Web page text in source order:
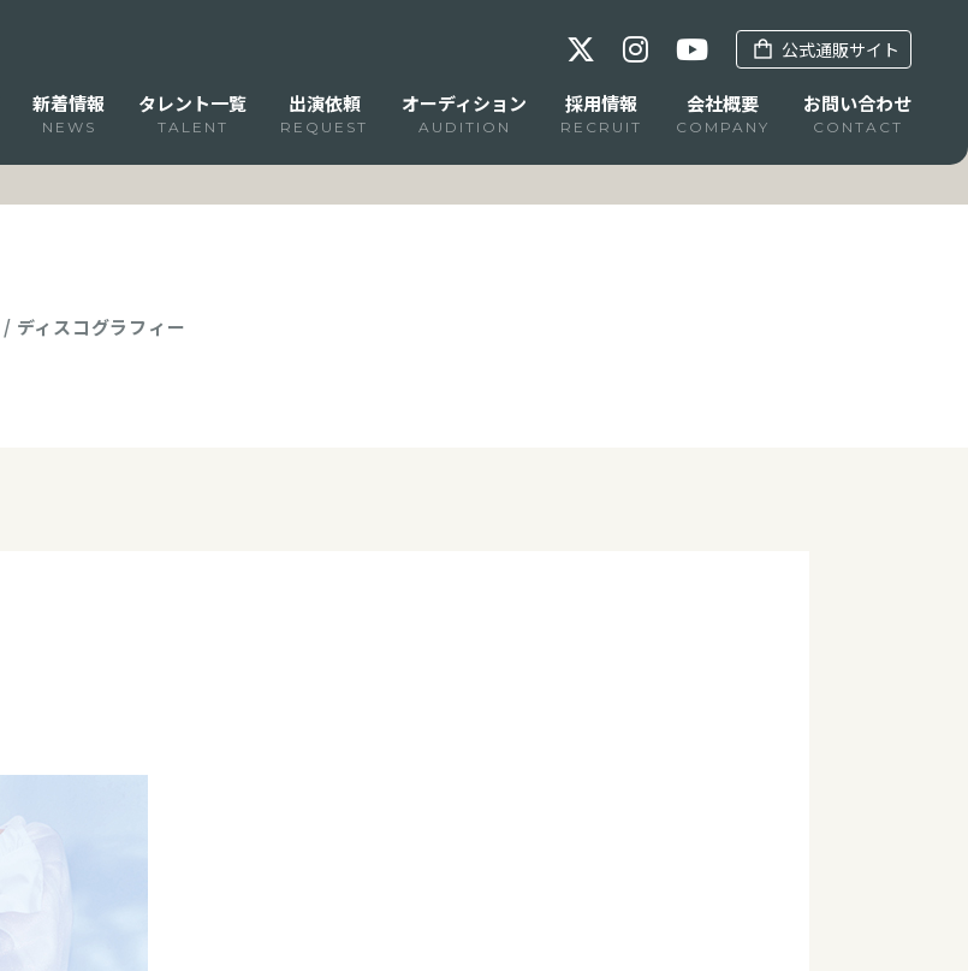
公式通販サイト
新着情報
NEWS
タレント一覧
TALENT
出演依頼
REQUEST
オーディション
AUDITION
採用情報
RECRUIT
会社概要
COMPANY
お問い合わせ
CONTACT
/ ディスコグラフィー